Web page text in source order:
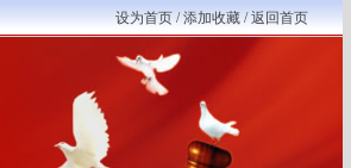
设为首页/添加收藏/返回首页